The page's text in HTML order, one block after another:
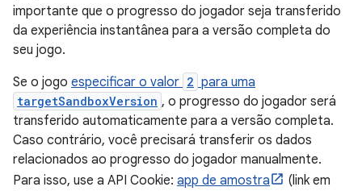
importante que o progresso do jogador seja transferido
da experiência instantânea para a versão completa do
seu jogo.
Se o jogo especificar o valor 2 para uma
targetSandboxVersion , o progresso do jogador será
transferido automaticamente para a versão completa.
Caso contrário, você precisará transferir os dados
relacionados ao progresso do jogador manualmente.
Para isso, use a API Cookie: app de amostra
(link em